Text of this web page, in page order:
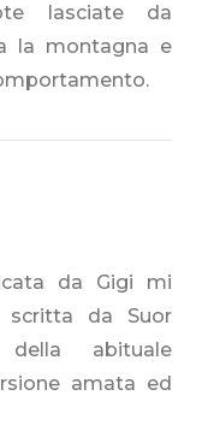
lasciate da
la montagna e
da Gigi mi
scritta da Suor
abituale
amata ed